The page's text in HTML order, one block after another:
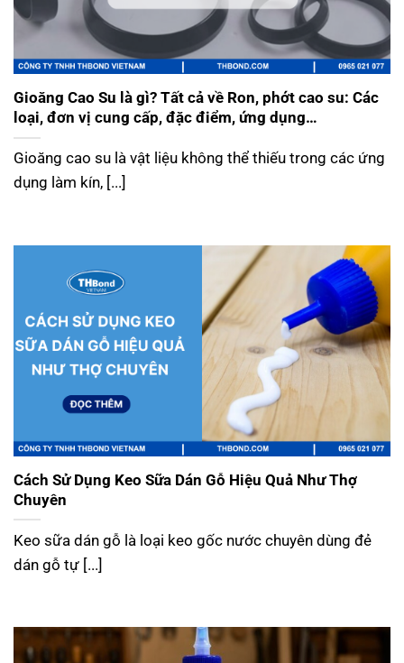
Gioăng Cao Su là gì? Tất cả về Ron, phớt cao su: Các
loại, đơn vị cung cấp, đặc điểm, ứng dụng…
Gioăng cao su là vật liệu không thể thiếu trong các ứng
dụng làm kín, [...]
Cách Sử Dụng Keo Sữa Dán Gỗ Hiệu Quả Như Thợ
Chuyên
Keo sữa dán gỗ là loại keo gốc nước chuyên dùng đẻ
dán gỗ tự [...]